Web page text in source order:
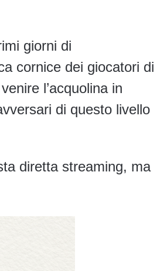
giorni di
cornice dei giocatori di
l’acquolina in
di questo livello
diretta streaming, ma